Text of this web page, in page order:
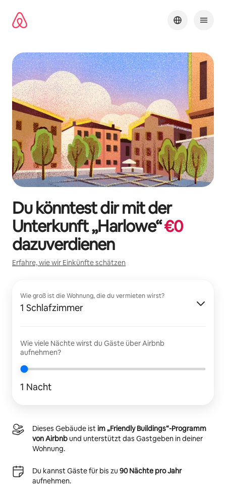
Inhalten
springen
Du könntest dir mit der
Unterkunft „Harlowe“€0
dazuverdienen
Erfahre, wie wir Einkünfte schätzen
Wie groß ist die Wohnung, die du vermieten wirst?
1 Schlafzimmer
Wie viele Nächte wirst du Gäste über Airbnb
aufnehmen?
1 Nacht
Dieses Gebäude istim „Friendly Buildings“-Programm
von Airbnbund unterstützt das Gastgeben in deiner
Wohnung.
Du kannst Gäste für bis zu 90 Nächte pro Jahr
aufnehmen.